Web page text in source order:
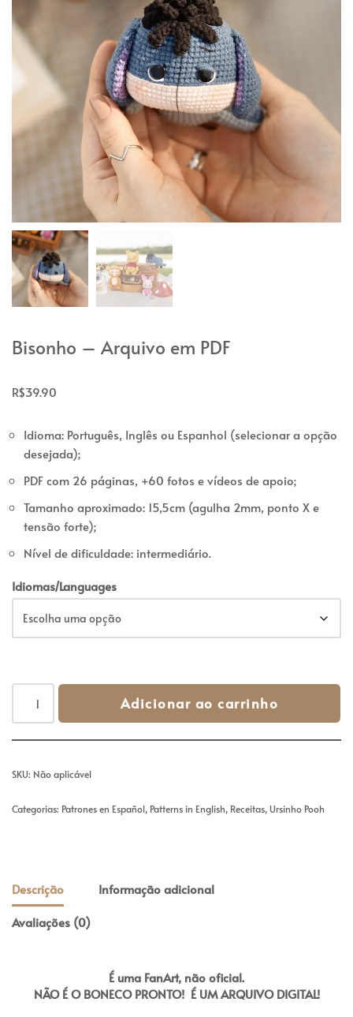
Bisonho – Arquivo em PDF
R$39.90
Idioma: Português, Inglês ou Espanhol (selecionar a opção
desejada);
PDF com 26 páginas, +60 fotos e vídeos de apoio;
Tamanho aproximado: 15,5cm (agulha 2mm, ponto X e
tensão forte);
Nível de dificuldade: intermediário.
Idiomas/Languages
Adicionar ao carrinho
SKU: Não aplicável
Categorias: Patrones en Español, Patterns in English, Receitas,Ursinho Pooh
Descrição
Informação adicional
Avaliações (0)
É uma FanArt, não oficial.
NÃO É O BONECO PRONTO! É UM ARQUIVO DIGITAL!